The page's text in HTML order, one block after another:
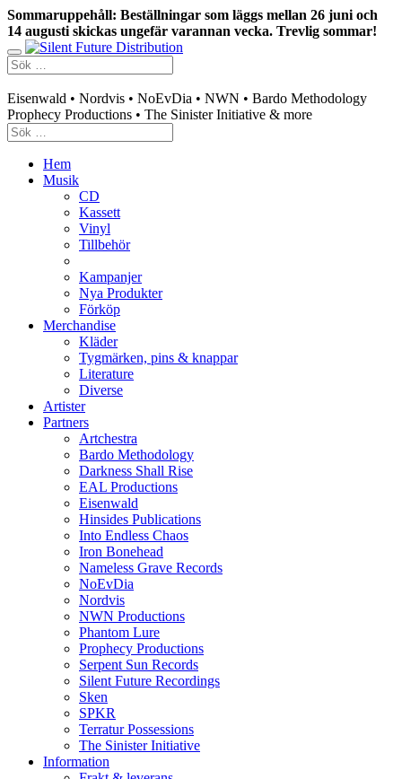
Sommaruppehåll: Beställningar som läggs mellan 26 juni och
14 augusti skickas ungefär varannan vecka. Trevlig sommar!
Eisenwald • Nordvis • NoEvDia • NWN • Bardo Methodology
Prophecy Productions • The Sinister Initiative & more
Hem
Musik
CD
Kassett
Vinyl
Tillbehör
Kampanjer
Nya Produkter
Förköp
Merchandise
Kläder
Tygmärken, pins & knappar
Literature
Diverse
Artister
Partners
Artchestra
Bardo Methodology
Darkness Shall Rise
EAL Productions
Eisenwald
Hinsides Publications
Into Endless Chaos
Iron Bonehead
Nameless Grave Records
NoEvDia
Nordvis
NWN Productions
Phantom Lure
Prophecy Productions
Serpent Sun Records
Silent Future Recordings
Sken
SPKR
Terratur Possessions
The Sinister Initiative
Information